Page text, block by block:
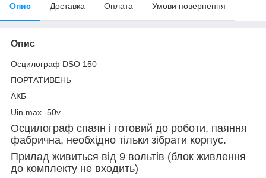
Опис Доставка Оплата Умови повернення
Опис
Осцилограф DSO 150
ПОРТАТИВЕНЬ
АКБ
Uin max -50v
Осцилограф спаян і готовий до роботи, паяння
фабрична, необхідно тільки зібрати корпус.
Прилад живиться від 9 вольтів (блок живлення
до комплекту не входить)